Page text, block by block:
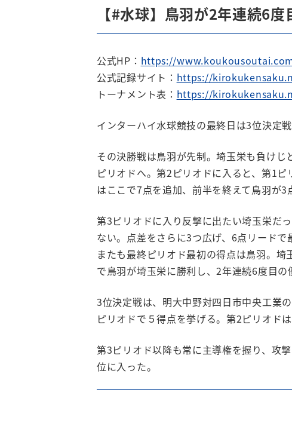
【#水球】鳥羽が2年連続6
公式HP： https://
公式記録サイト： https://
トーナメント表： https://
インターハイ水球競技の最終日は3位決定
その決勝戦は鳥羽が先制。埼玉栄も負け
ピリオドへ。第2ピリオドに入ると、第1
はここで7点を追加、前半を終えて鳥羽が3
第3ピリオドに入り反撃に出たい埼玉栄だ
ない。点差をさらに3つ広げ、6点リードで
またも最終ピリオド最初の得点は鳥羽。
で鳥羽が埼玉栄に勝利し、2年連続6度目の
3位決定戦は、明大中野対四日市中央工業
ピリオドで５得点を挙げる。第2ピリオド
第3ピリオド以降も常に主導権を握り、攻
位に入った。